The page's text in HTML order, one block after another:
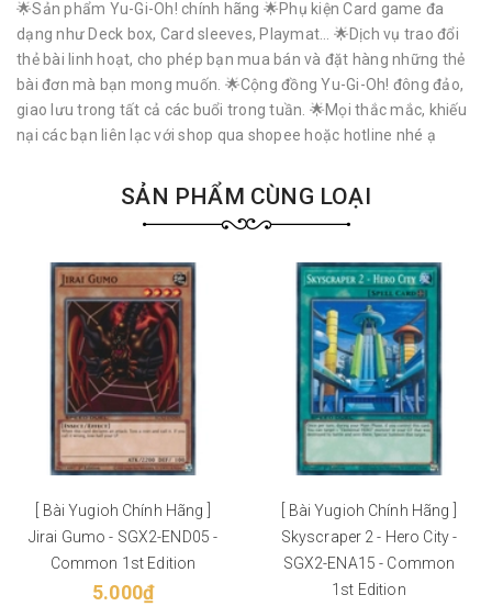
🌟Sản phẩm Yu-Gi-Oh! chính hãng 🌟Phụ kiện Card game đa
dạng như Deck box, Card sleeves, Playmat… 🌟Dịch vụ trao đổi
thẻ bài linh hoạt, cho phép bạn mua bán và đặt hàng những thẻ
bài đơn mà bạn mong muốn. 🌟Cộng đồng Yu-Gi-Oh! đông đảo,
giao lưu trong tất cả các buổi trong tuần. 🌟Mọi thắc mắc, khiếu
nại các bạn liên lạc với shop qua shopee hoặc hotline nhé ạ
SẢN PHẨM CÙNG LOẠI
[ Bài Yugioh Chính Hãng ]
Jirai Gumo - SGX2-END05 -
Common 1st Edition
5.000₫
[ Bài Yugioh Chính Hãng ]
Skyscraper 2 - Hero City -
SGX2-ENA15 - Common
1st Edition